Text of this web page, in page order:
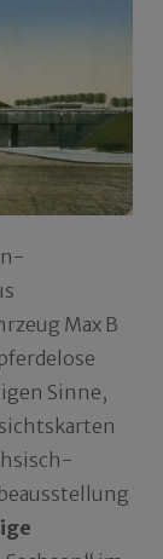
Max B
Sinne,